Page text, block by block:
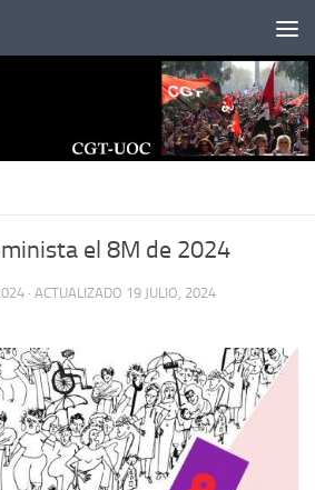
el 8M de 2024
· ACTUALIZADO 19 JULIO, 2024